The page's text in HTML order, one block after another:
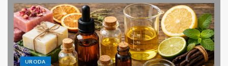
URODA